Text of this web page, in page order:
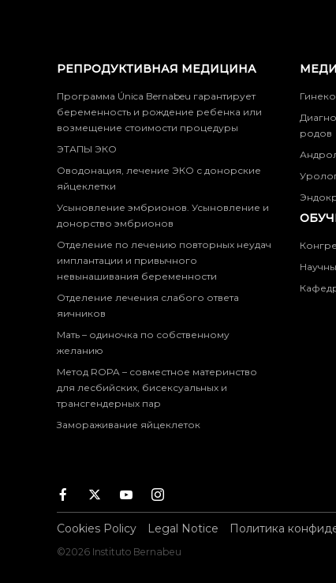
РЕПРОДУКТИВНАЯ МЕДИЦИНА
Программа Única Bernabeu гарантирует
беременность и рождение ребенка или
возмещение стоимости процедуры
ЭТАПЫ ЭКО
Оводонация, лечение ЭКО с донорские
яйцеклетки
Усыновление эмбрионов. Усыновление и
донорство эмбрионов
Отделение по лечению повторных неудач
имплантации и привычного
невынашивания беременности
Отделение лечения слабого ответа
яичников
Мать – одиночка по собственному
желанию
Метод ROPA – совместное материнство
для лесбийских, бисексуальных и
трансгендерных пар
Замораживание яйцеклеток
родов
Facebook
TwitterYoutubeInstagram
Cookies Policy Legal Notice Политика
©2026 Instituto Bernabeu